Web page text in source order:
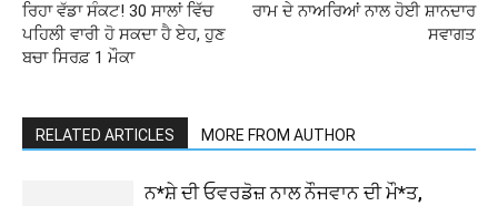
ਰਿਹਾ ਵੱਡਾ ਸੰਕਟ! 30 ਸਾਲਾਂ ਵਿੱਚ
ਪਹਿਲੀ ਵਾਰੀ ਹੋ ਸਕਦਾ ਹੈ ਏਹ, ਹੁਣ
ਬਚਾ ਸਿਰਫ਼ 1 ਮੌਕਾ
ਰਾਮ ਦੇ ਨਾਅਰਿਆਂ ਨਾਲ ਹੋਈ ਸ਼ਾਨਦਾਰ
ਸਵਾਗਤ
RELATED ARTICLES MORE FROM AUTHOR
ਨ*ਸ਼ੇ ਦੀ ਓਵਰਡੋਜ਼ ਨਾਲ ਨੌਜਵਾਨ ਦੀ ਮੌ*ਤ,